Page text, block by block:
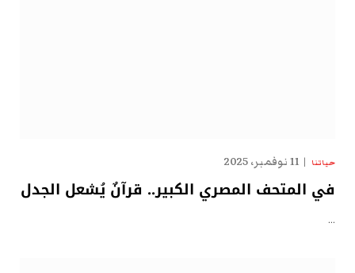
حياتنا 11 نوفمبر، 2025
في المتحف المصري الكبير.. قرآنٌ يُشعل الجدل
…